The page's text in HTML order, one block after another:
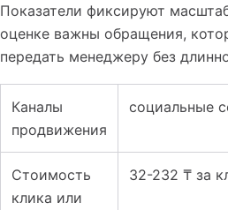
Показатели фиксируют
оценке важны обращения,
передать менеджеру без
Каналы
продвижения
социальные
Стоимость
клика или
32-232 ₸ за